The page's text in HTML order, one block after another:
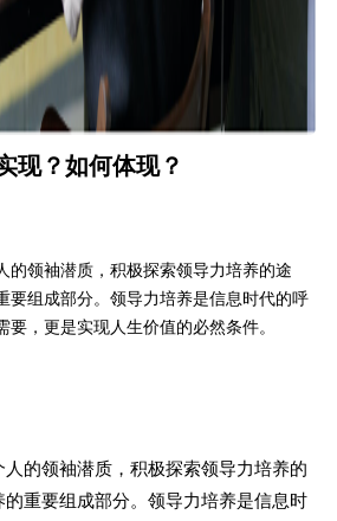
现？如何体现？
的领袖潜质，积极探索领导力培养的途
要组成部分。领导力培养是信息时代的呼
要，更是实现人生价值的必然条件。
的领袖潜质，积极探索领导力培养的
重要组成部分。领导力培养是信息时